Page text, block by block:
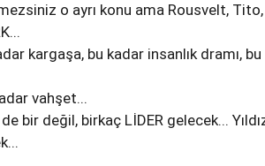
o ayrı konu ama Rousvelt, Tito,
kargaşa, bu kadar insanlık dramı, bu
vahşet...
bir değil, birkaç LİDER gelecek...